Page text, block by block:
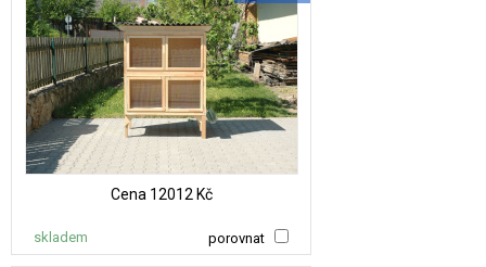
Cena 12012 Kč
porovnat
skladem